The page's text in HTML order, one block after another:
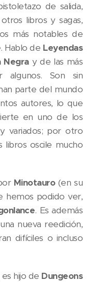
de salida,
libros y sagas,
más notables de
. Hablo de Leyendas
Negra y de las más
algunos. Son sin
parte del mundo
autores, lo que
en uno de los
variados; por otro
libros oscile mucho
Minotauro(en su
hemos podido ver,
. Es además
nueva reedición,
difíciles o incluso
hijo de Dungeons